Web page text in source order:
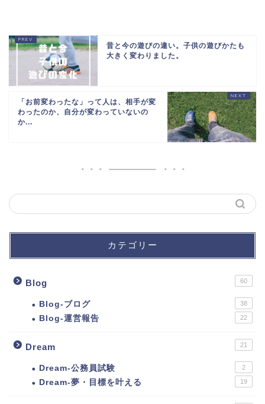
昔と今の遊びの違い。子供の遊びかたも
大きく変わりました。
「お前変わったな」って人は、相手が変
わったのか、自分が変わっていないの
か...
カテゴリー
Blog 60
Blog-ブログ 38
Blog-運営報告 22
Dream 21
Dream-公務員試験 2
Dream-夢・目標を叶える 19